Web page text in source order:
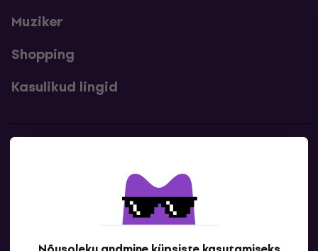
Muziker
Shopping
Kasulikud lingid
Kontaktandmed